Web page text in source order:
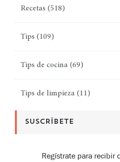
Recetas (518)
Tips (109)
Tips de cocina (69)
Tips de limpieza (11)
SUSCRÍBETE
Regístrate para recibir